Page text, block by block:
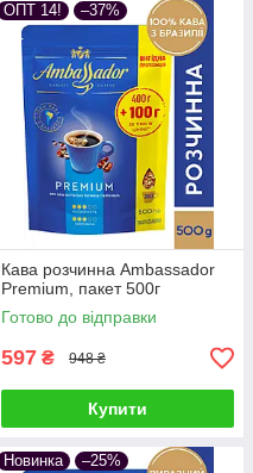
ОПТ 14! –37%
Кава розчинна Ambassador
Premium, пакет 500г
Готово до відправки
597 ₴ 948 ₴
Купити
Новинка –25%